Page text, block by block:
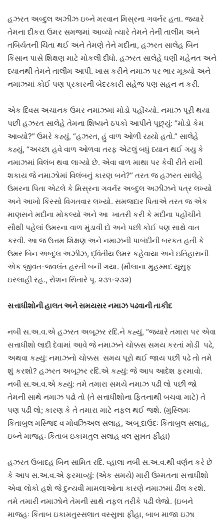
હઝરત અબ્દુલ અઝીઝ ઇબ્ને મરવાન મિસ્રના ગવર્નર હતા. જ્યારે
તેમના દીકરા ઉમર સમજમાં આવ્યો ત્યારે તેમને તેની તાલીમ અને
તબિર્યતની ચિંતા થઈ અને તેમણે તેને મદીના, હઝરત સાલેહ બિન
કિસાન પાસે શિક્ષણ માટે મોકલી દીધો. હઝરત સાલેહે ઘણી મહેનત અને
ધ્યાનથી તેમને તાલીમ આપી. ખાસ કરીને નમાઝ પર ભાર મૂક્યો અને
નમાઝમાં કોઈ પણ પ્રકારની બેદરકારી સહેજ પણ સહન ન કરી.
એક દિવસ અચાનક ઉમર નમાઝમાં મોડો પહોંચ્યો. નમાઝ પૂરી થયા
પછી હઝરત સાલેહે તેમના શિષ્યને ઠપકો આપીને પૂછ્યું: “મોડો કેમ
આવ્યો?” ઉમરે કહ્યું, “હઝરત, હું વાળ ઓળી રહ્યો હતો.” સાલેહે
કહ્યું, “અચ્છા હવે વાળ ઓળવા તરફ એટલું બધું ધ્યાન થઈ ગયુ કે
નમાઝમાં વિલંબ થવા લાગ્યો છે. એવા વાળ માથા પર કેવી રીતે રાખી
શકાય જે નમાઝોમાં વિલંબનું કારણ બને?” તરત જ હઝરત સાલેહે
ઉમરના પિતા એટલે કે મિસ્રના ગવર્નર અબ્દુલ અઝીઝને પત્ર લખ્યો
અને આખો કિસ્સો વિગતવાર લખ્યો. સમજદાર પિતાએ તરત જ એક
માણસને મદીના મોકલ્યો અને આ ખાતરી કરી કે મદીના પહોંચીને
સૌથી પહેલાં ઉમરના વાળ મુંડાવી દો અને પછી કોઈ પણ સાથે વાત
કરવી. આ જ ઉત્તમ શિક્ષણ અને નમાઝની પાબંદીની બરકત હતી કે
ઉમર બિન અબ્દુલ અઝીઝ, દ્વિતીય ઉમર કહેવાયા અને ઇતિહાસની
એક જીવંત-જવલંત હસ્તી બની ગયા. (મૌલાના મુહમ્મદ યૂસુફ
ઇસ્લાહી રહ., રોશન સિતારે પૃ. ૨૩૧-૨૩૨)
સત્તાધીશોની હાલત અને સમયસર નમાઝ પઢવાની તાકીદ
નબી સ.અ.વ.એ હઝરત અબૂઝર રદિ.ને કહ્યું, “જ્યારે તમારા પર એવા
સત્તાધીશો લાદી દેવામાં આવે જે નમાઝને ચોક્કસ સમય કરતાં મોડી પઢે,
અથવા કહ્યું: નમાઝનો ચોક્કસ સમય પૂરો થઈ જાય પછી પઢે તો તમે
શું કરશો? હઝરત અબૂઝર રદિ.એ કહ્યું: જે આપ આદેશ ફરમાવો.
નબી સ.અ.વ.એ કહ્યું: તમે તમારા સમયે નમાઝ પઢી લો પછી જો
તેમની સાથે નમાઝ પઢો તો (તે સત્તાધીશોના ફિતનાથી બચવા માટે) તે
પણ પઢી લો; કારણ કે તે તમારા માટે નફલ થઈ જશે. (મુસ્લિમઃ
કિતાબુલ મસ્જિદ વ મોવઝિઅલ સલાહ, અબૂ દાઉદઃ કિતાબુલ સલાહ,
ઇબ્ને માજહઃ કિતાબ ઇકામતુલ સલાહ વલ સુન્નત ફીહા)
હઝરત ઉબાદહ બિન સામિત રદિ. વ્હાલા નબી સ.અ.વ.થી વર્ણન કરે છે
કે આપ સ.અ.વ.એ ફરમાવ્યું: (એક સમયે) મારી ઉમ્મતના સત્તાધીશો
એવા લોકો હશે જે દુન્યવી મામલાઓના કારણે નમાઝમાં ઢીલ કરશે.
તમે તમારી નમાઝોને તેમની સાથે નફલ તરીકે પઢી લેજો. (ઇબને
માજહઃ કિતાબ ઇકામતુસ્સલાત વસ્સુન્ના ફીહા, બાબ માજા ઇઝા